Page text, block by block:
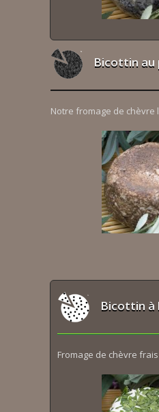
Bicottin au
Notre fromage de chèvre
Bicottin à
Fromage de chèvre